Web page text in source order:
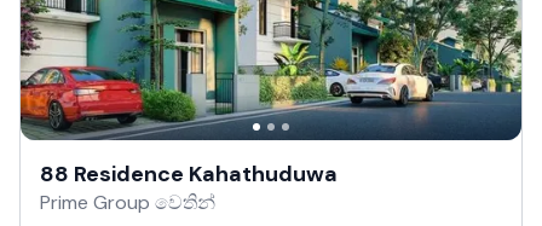
88 Residence Kahathuduwa
Prime Group වෙතින්